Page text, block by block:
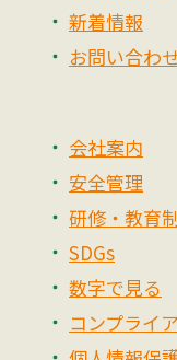
新着情報
お問い合わ
会社案内
安全管理
研修・教育
SDGs
数字で見る
コンプライ